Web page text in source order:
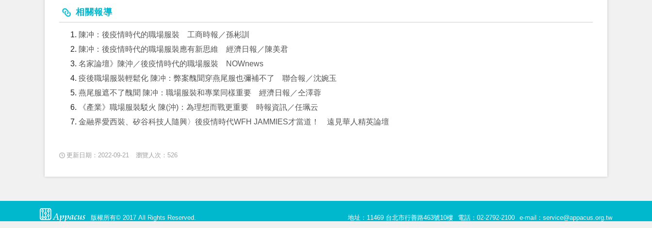
相關報導
陳冲：後疫情時代的職場服裝 工商時報／孫彬訓
陳冲：後疫情時代的職場服裝應有新思維 經濟日報／陳美君
名家論壇》陳沖／後疫情時代的職場服裝 NOWnews
疫後職場服裝輕鬆化 陳冲：弊案醜聞穿燕尾服也彌補不了 聯合報／沈婉玉
燕尾服遮不了醜聞 陳冲：職場服裝和專業同樣重要 經濟日報／仝澤蓉
《產業》職場服裝駁火 陳(沖)：為理想而戰更重要 時報資訊／任珮云
金融界愛西裝、矽谷科技人隨興〉後疫情時代WFH JAMMIES才當道！ 遠見華人精英論壇
更新日期：2022-09-21 瀏覽人次：526
版權所有© 2017 All Rights Reserved. 地址：11469 台北市行善路463號10樓 電話：02-2792-2100 e-mail：service@appacus.org.tw